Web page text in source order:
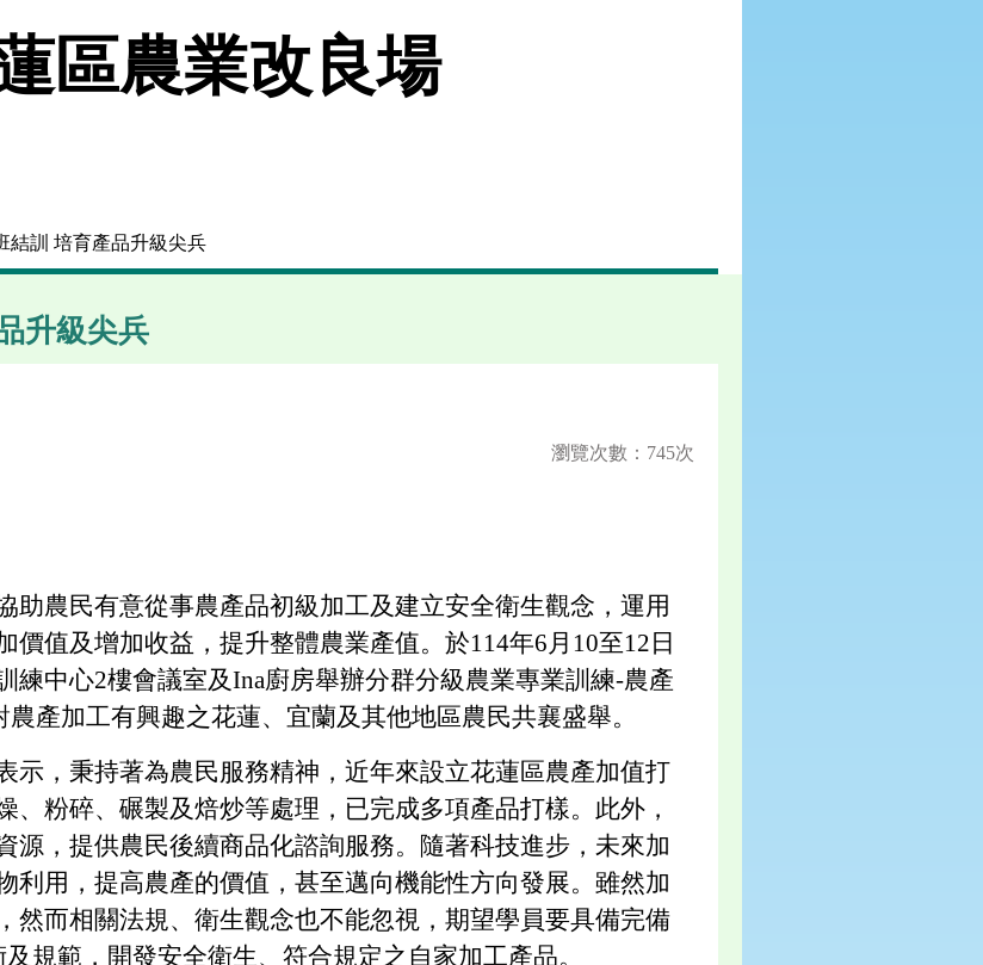
區農業改良場
結訓 培育產品升級尖兵
升級尖兵
瀏覽次數：745次
助農民有意從事農產品初級加工及建立安全衛生觀念，運用
價值及增加收益，提升整體農業產值。於114年6月10至12日
練中心2樓會議室及Ina廚房舉辦分群分級農業專業訓練-農產
產加工有興趣之花蓮、宜蘭及其他地區農民共襄盛舉。
示，秉持著為農民服務精神，近年來設立花蓮區農產加值打
、粉碎、碾製及焙炒等處理，已完成多項產品打樣。此外，
源，提供農民後續商品化諮詢服務。隨著科技進步，未來加
利用，提高農產的價值，甚至邁向機能性方向發展。雖然加
然而相關法規、衛生觀念也不能忽視，期望學員要具備完備
規範，開發安全衛生、符合規定之自家加工產品。